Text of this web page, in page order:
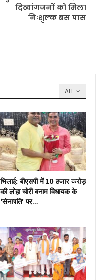
दिव्यांगजनों को मिला
निःशुल्क बस पास
ALL
भिलाई: बीएसपी में 10 हजार करोड़
की लोहा चोरी बनाम विधायक के
‘सेनापति’ पर…